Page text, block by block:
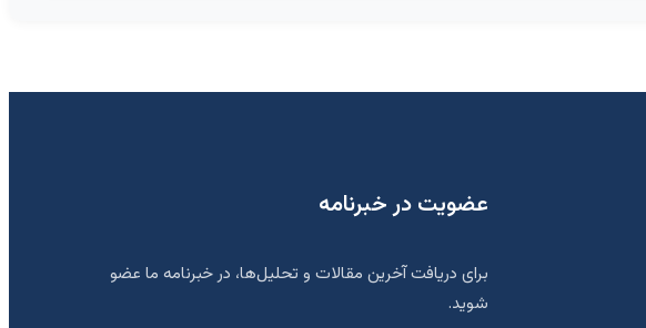
عضویت در خبرنامه
برای دریافت آخرین مقالات و تحلیل‌ها، در خبرنامه ما عضو
شوید.